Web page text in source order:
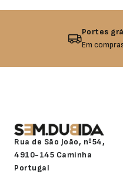
Portes
Em
Rua de São João, nº54,
4910-145 Caminha
Portugal